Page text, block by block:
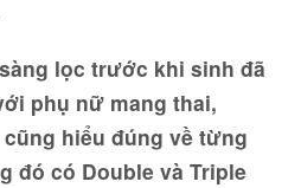
lọc trước khi sinh đã
phụ nữ mang thai,
hiểu đúng về từng
đó có Double và Triple